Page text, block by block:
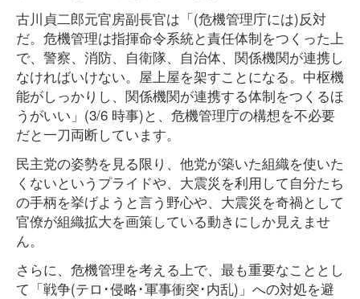
古川貞二郎元官房副長官は「(危機管理庁には)反対
だ。危機管理は指揮命令系統と責任体制をつくった上
で、警察、消防、自衛隊、自治体、関係機関が連携し
なければいけない。屋上屋を架すことになる。中枢機
能がしっかりし、関係機関が連携する体制をつくるほ
うがいい」(3/6 時事)と、危機管理庁の構想を不必要
だと一刀両断しています。
民主党の姿勢を見る限り、他党が築いた組織を使いた
くないというプライドや、大震災を利用して自分たち
の手柄を挙げようと言う野心や、大震災を奇禍として
官僚が組織拡大を画策している動きにしか見えませ
ん。
さらに、危機管理を考える上で、最も重要なこととし
て「戦争(テロ･侵略･軍事衝突･内乱)」への対処を避